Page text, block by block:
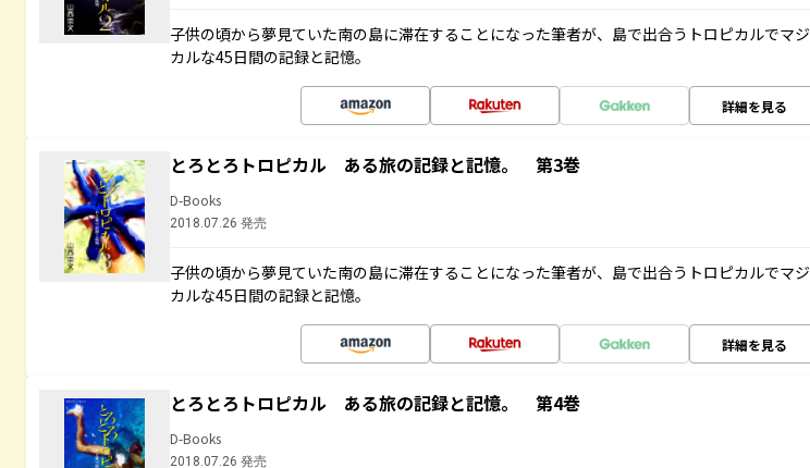
子供の頃から夢見ていた南の島に滞在することになった筆者が、島で出合うトロピカルでマジ
カルな45日間の記録と記憶。
詳細を見る
とろとろトロピカル ある旅の記録と記憶。 第3巻
D-Books
2018.07.26 発売
子供の頃から夢見ていた南の島に滞在することになった筆者が、島で出合うトロピカルでマジ
カルな45日間の記録と記憶。
詳細を見る
とろとろトロピカル ある旅の記録と記憶。 第4巻
D-Books
2018.07.26 発売